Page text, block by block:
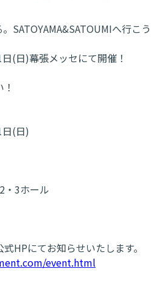
SATOYAMA&SATOUMIへ行こう
(日)幕張メッセにて開催！
(日)
・3ホール
HPにてお知らせいたします。
event.html